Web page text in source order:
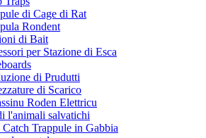
di Cage di Rat
Rondent
di Bait
per Stazione di Esca
di Prudutti
di Scarico
Roden Elettricu
l'animali salvatichi
Trappule in Gabbia